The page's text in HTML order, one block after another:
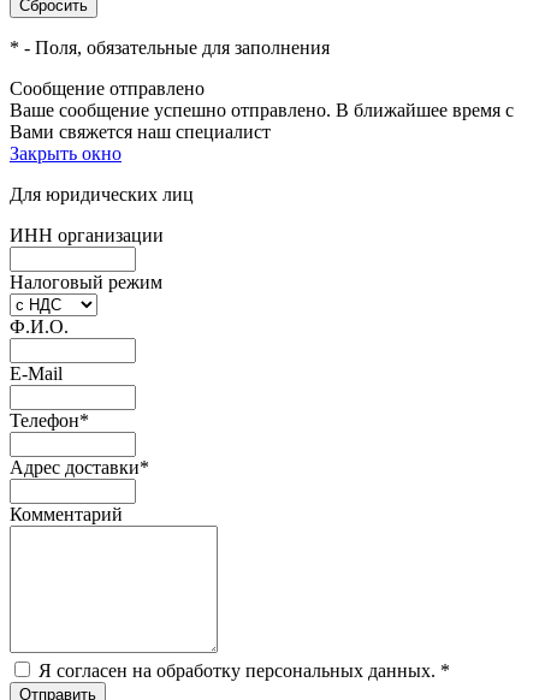
* - Поля, обязательные для заполнения
Сообщение отправлено
Ваше сообщение успешно отправлено. В ближайшее время с
Вами свяжется наш специалист
Закрыть окно
Для юридических лиц
ИНН организации
Налоговый режим
Ф.И.О.
E-Mail
Телефон*
Адрес доставки*
Комментарий
Я согласен на обработку персональных данных. *